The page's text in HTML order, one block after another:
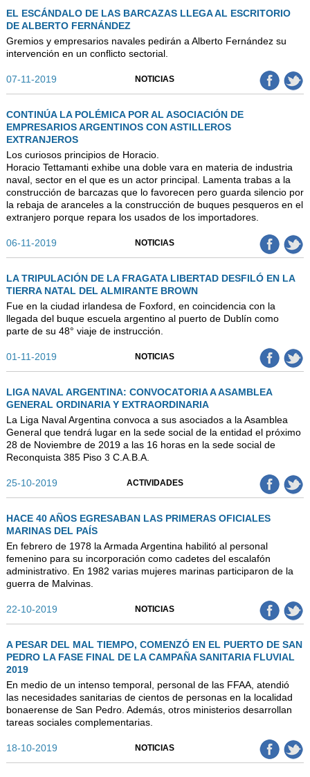
EL ESCÁNDALO DE LAS BARCAZAS LLEGA AL ESCRITORIO
DE ALBERTO FERNÁNDEZ
Gremios y empresarios navales pedirán a Alberto Fernández su
intervención en un conflicto sectorial.
07-11-2019 NOTICIAS
CONTINÚA LA POLÉMICA POR AL ASOCIACIÓN DE
EMPRESARIOS ARGENTINOS CON ASTILLEROS
EXTRANJEROS
Los curiosos principios de Horacio.
Horacio Tettamanti exhibe una doble vara en materia de industria
naval, sector en el que es un actor principal. Lamenta trabas a la
construcción de barcazas que lo favorecen pero guarda silencio por
la rebaja de aranceles a la construcción de buques pesqueros en el
extranjero porque repara los usados de los importadores.
06-11-2019 NOTICIAS
LA TRIPULACIÓN DE LA FRAGATA LIBERTAD DESFILÓ EN LA
TIERRA NATAL DEL ALMIRANTE BROWN
Fue en la ciudad irlandesa de Foxford, en coincidencia con la
llegada del buque escuela argentino al puerto de Dublín como
parte de su 48° viaje de instrucción.
01-11-2019 NOTICIAS
LIGA NAVAL ARGENTINA: CONVOCATORIA A ASAMBLEA
GENERAL ORDINARIA Y EXTRAORDINARIA
La Liga Naval Argentina convoca a sus asociados a la Asamblea
General que tendrá lugar en la sede social de la entidad el próximo
28 de Noviembre de 2019 a las 16 horas en la sede social de
Reconquista 385 Piso 3 C.A.B.A.
25-10-2019 ACTIVIDADES
HACE 40 AÑOS EGRESABAN LAS PRIMERAS OFICIALES
MARINAS DEL PAÍS
En febrero de 1978 la Armada Argentina habilitó al personal
femenino para su incorporación como cadetes del escalafón
administrativo. En 1982 varias mujeres marinas participaron de la
guerra de Malvinas.
22-10-2019 NOTICIAS
A PESAR DEL MAL TIEMPO, COMENZÓ EN EL PUERTO DE SAN
PEDRO LA FASE FINAL DE LA CAMPAÑA SANITARIA FLUVIAL
2019
En medio de un intenso temporal, personal de las FFAA, atendió
las necesidades sanitarias de cientos de personas en la localidad
bonaerense de San Pedro. Además, otros ministerios desarrollan
tareas sociales complementarias.
18-10-2019 NOTICIAS